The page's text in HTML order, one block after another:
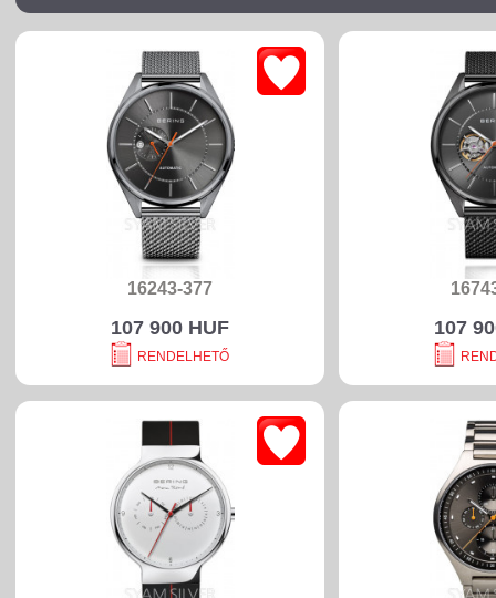
16243-377
107 900 HUF
RENDELHETŐ
107